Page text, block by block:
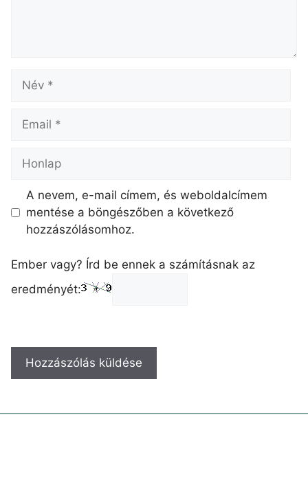
A nevem, e-mail címem, és weboldalcímem
mentése a böngészőben a következő
hozzászólásomhoz.
Ember vagy? Írd be ennek a számításnak az
eredményét: